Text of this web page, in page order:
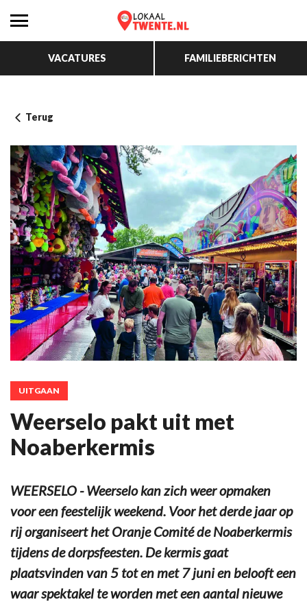
VACATURES FAMILIEBERICHTEN
Terug
UITGAAN
Weerselo pakt uit met
Noaberkermis
WEERSELO - Weerselo kan zich weer opmaken
voor een feestelijk weekend. Voor het derde jaar op
rij organiseert het Oranje Comité de Noaberkermis
tijdens de dorpsfeesten. De kermis gaat
plaatsvinden van 5 tot en met 7 juni en belooft een
waar spektakel te worden met een aantal nieuwe